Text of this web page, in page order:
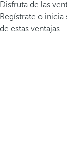
Disfruta de las
Regístrate o
de estas ventajas.